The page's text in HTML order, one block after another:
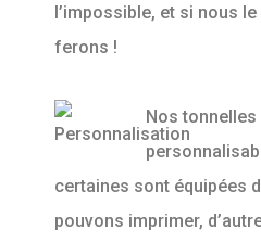
l’impossible, et si nous
ferons !
Nos
certaines sont équipées
pouvons imprimer,